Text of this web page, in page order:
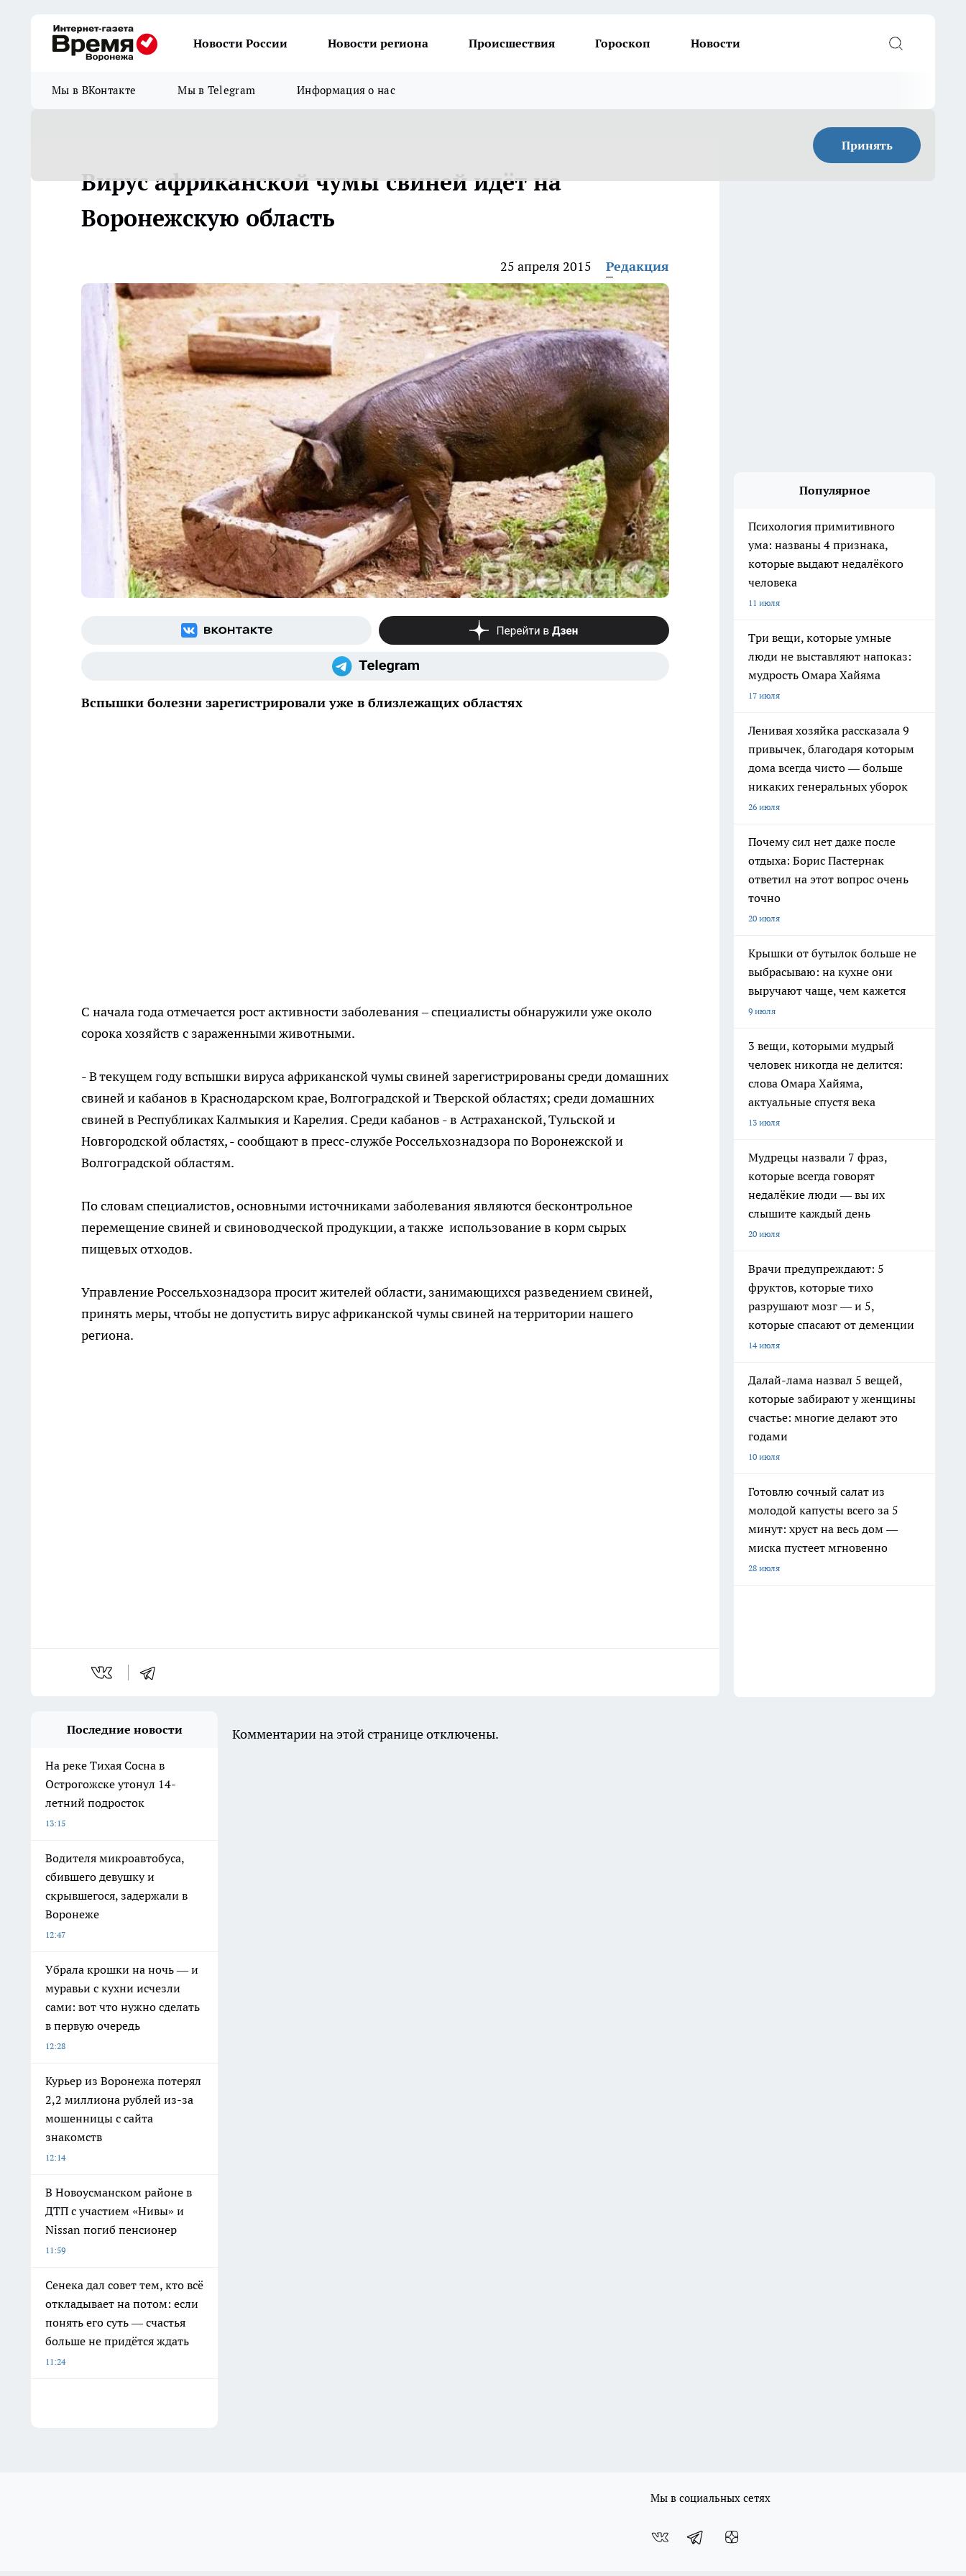
Новости России Новости региона Происшествия Гороскоп Новости
Мы в ВКонтакте Мы в Telegram Информация о нас
Принять
Вирус африканской чумы свиней идёт на
Воронежскую область
25 апреля 2015 Редакция
Вспышки болезни зарегистрировали уже в близлежащих областях
С начала года отмечается рост активности заболевания – специалисты обнаружили уже около
сорока хозяйств с зараженными животными.
- В текущем году вспышки вируса африканской чумы свиней зарегистрированы среди домашних
свиней и кабанов в Краснодарском крае, Волгоградской и Тверской областях; среди домашних
свиней в Республиках Калмыкия и Карелия. Cреди кабанов - в Астраханской, Тульской и
Новгородской областях, - сообщают в пресс-службе Россельхознадзора по Воронежской и
Волгоградской областям.
По словам специалистов, основными источниками заболевания являются бесконтрольное
перемещение свиней и свиноводческой продукции, а также использование в корм сырых
пищевых отходов.
Управление Россельхознадзора просит жителей области, занимающихся разведением свиней,
принять меры, чтобы не допустить вирус африканской чумы свиней на территории нашего
региона.
Популярное
Психология примитивного
ума: названы 4 признака,
которые выдают недалёкого
человека
11 июля
Три вещи, которые умные
люди не выставляют напоказ:
мудрость Омара Хайяма
17 июля
Ленивая хозяйка рассказала 9
привычек, благодаря которым
дома всегда чисто — больше
никаких генеральных уборок
26 июля
Почему сил нет даже после
отдыха: Борис Пастернак
ответил на этот вопрос очень
точно
20 июля
Крышки от бутылок больше не
выбрасываю: на кухне они
выручают чаще, чем кажется
9 июля
3 вещи, которыми мудрый
человек никогда не делится:
слова Омара Хайяма,
актуальные спустя века
13 июля
Мудрецы назвали 7 фраз,
которые всегда говорят
недалёкие люди — вы их
слышите каждый день
20 июля
Врачи предупреждают: 5
фруктов, которые тихо
разрушают мозг — и 5,
которые спасают от деменции
14 июля
Далай-лама назвал 5 вещей,
которые забирают у женщины
счастье: многие делают это
годами
10 июля
Готовлю сочный салат из
молодой капусты всего за 5
минут: хруст на весь дом —
миска пустеет мгновенно
28 июля
Последние новости
На реке Тихая Сосна в
Острогожске утонул 14-
летний подросток
13:15
Водителя микроавтобуса,
сбившего девушку и
скрывшегося, задержали в
Воронеже
12:47
Убрала крошки на ночь — и
муравьи с кухни исчезли
сами: вот что нужно сделать
в первую очередь
12:28
Курьер из Воронежа потерял
2,2 миллиона рублей из-за
мошенницы с сайта
знакомств
12:14
В Новоусманском районе в
ДТП с участием «Нивы» и
Nissan погиб пенсионер
11:59
Сенека дал совет тем, кто всё
откладывает на потом: если
понять его суть — счастья
больше не придётся ждать
11:24
Комментарии на этой странице отключены.
Мы в социальных сетях